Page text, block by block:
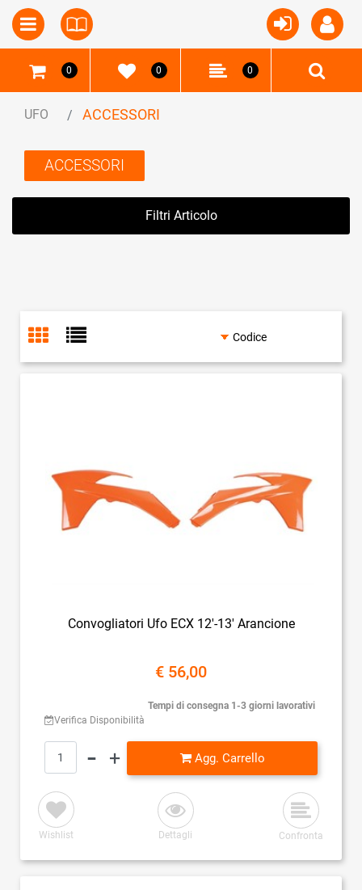
Open Open menu
0 0 0
UFO ACCESSORI
ACCESSORI
Filtri Articolo
Convogliatori Ufo ECX 12'-13' Arancione
€ 56,00
Verifica Disponibilità
Tempi di consegna 1-3 giorni lavorativi
Quantità
Agg. Carrello
Wishlist Dettagli Confronta